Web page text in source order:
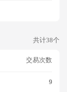
共计38个
交易次数
9